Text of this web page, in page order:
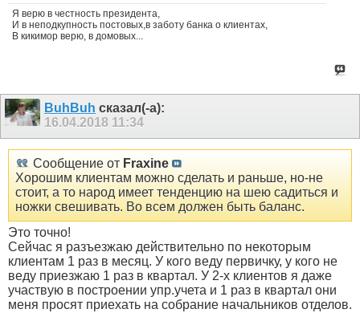
Я верю в честность президента,
И в неподкупность постовых,в заботу банка о клиентах,
В кикимор верю, в домовых...
BuhBuh сказал(-а):
16.04.2018 11:34
Сообщение от Fraxine
Хорошим клиентам можно сделать и раньше, но-не
стоит, а то народ имеет тенденцию на шею садиться и
ножки свешивать. Во всем должен быть баланс.
Это точно!
Сейчас я разъезжаю действительно по некоторым
клиентам 1 раз в месяц. У кого веду первичку, у кого не
веду приезжаю 1 раз в квартал. У 2-х клиентов я даже
участвую в построении упр.учета и 1 раз в квартал они
меня просят приехать на собрание начальников отделов.